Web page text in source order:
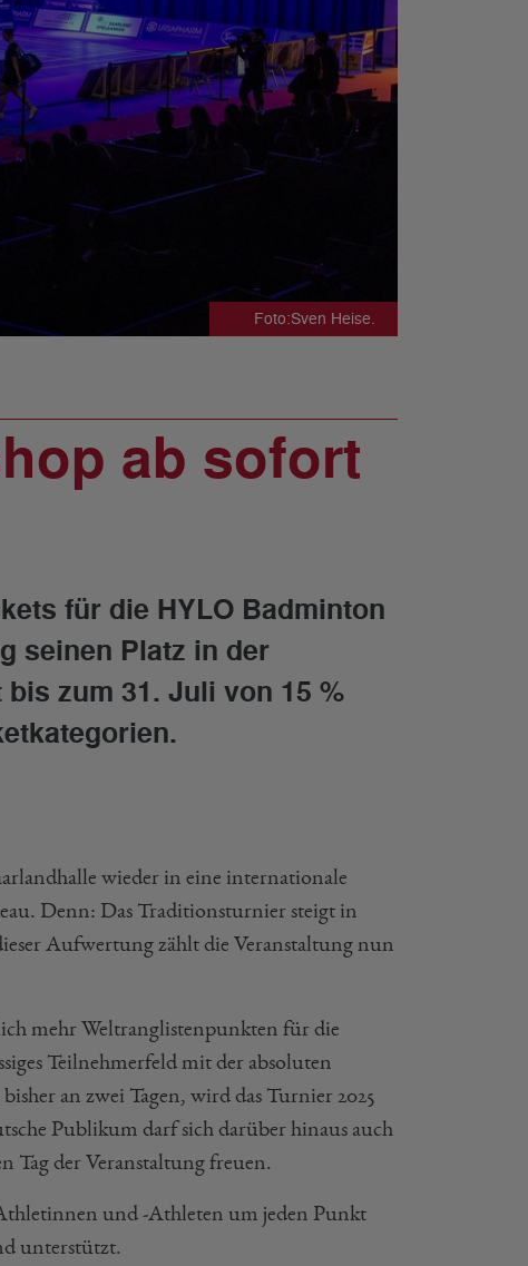
Foto:Sven Heise.
ab sofort
für die HYLO Badminton
seinen Platz in der
zum 31. Juli von 15 %
wieder in eine internationale
Denn: Das Traditionsturnier steigt in
Aufwertung zählt die Veranstaltung nun
mehr Weltranglistenpunkten für die
Teilnehmerfeld mit der absoluten
an zwei Tagen, wird das Turnier 2025
Publikum darf sich darüber hinaus auch
Tag der Veranstaltung freuen.
und -Athleten um jeden Punkt
unterstützt.